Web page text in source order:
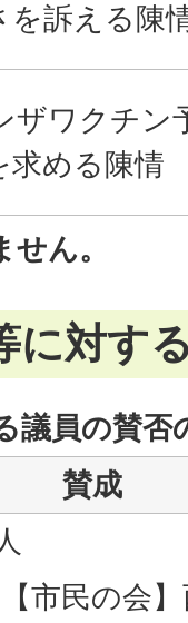
を訴える陳
ザワクチン
求める陳情
ん。
に対す
議員の賛否
賛成
【市民の会